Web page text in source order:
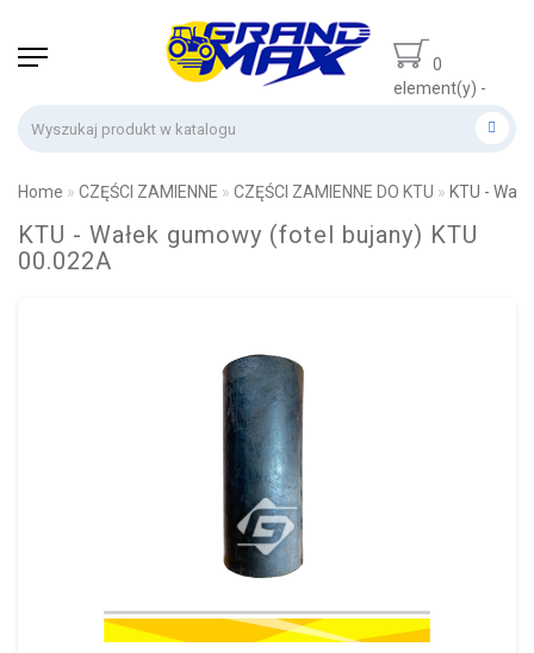
0
element(y) -
Home CZĘŚCI ZAMIENNE CZĘŚCI ZAMIENNE DO KTU KTU -
KTU - Wałek gumowy (fotel bujany) KTU
00.022A